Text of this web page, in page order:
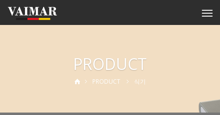
PRODUCT
PRODUCT 식기